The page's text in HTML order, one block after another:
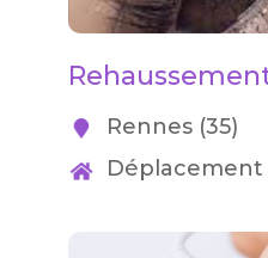
Rennes (35)
Déplacement